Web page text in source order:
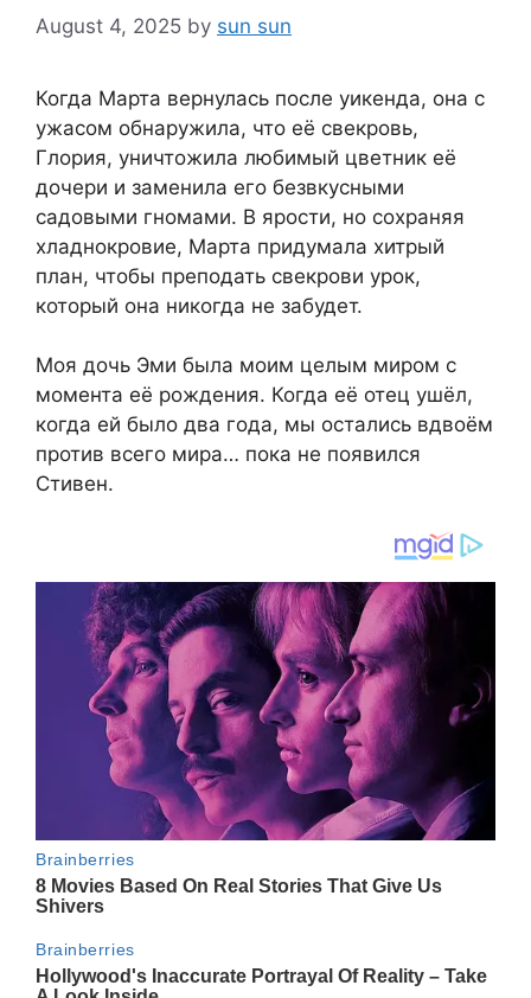
August 4, 2025 by sun sun
Когда Марта вернулась после уикенда, она с
ужасом обнаружила, что её свекровь,
Глория, уничтожила любимый цветник её
дочери и заменила его безвкусными
садовыми гномами. В ярости, но сохраняя
хладнокровие, Марта придумала хитрый
план, чтобы преподать свекрови урок,
который она никогда не забудет.
Моя дочь Эми была моим целым миром с
момента её рождения. Когда её отец ушёл,
когда ей было два года, мы остались вдвоём
против всего мира… пока не появился
Стивен.